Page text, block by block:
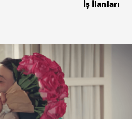
İş İlanları